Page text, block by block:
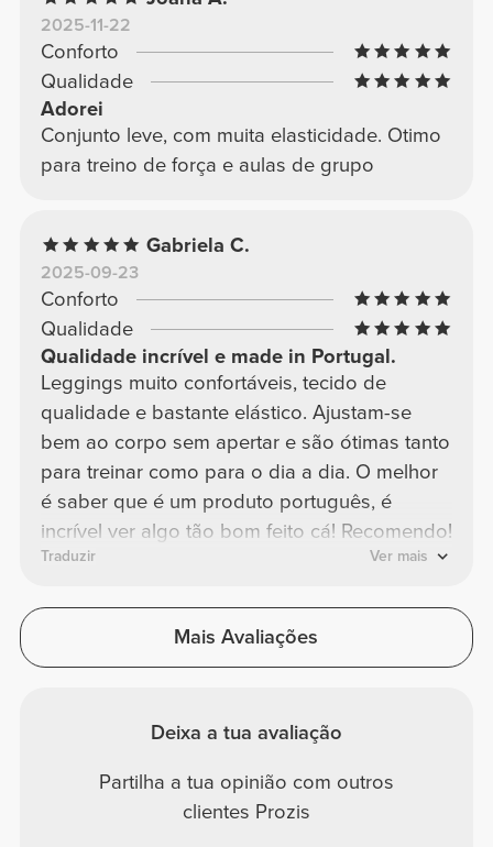
2025-11-22
Conforto
Qualidade
Adorei
Conjunto leve, com muita elasticidade. Otimo
para treino de força e aulas de grupo
Gabriela C.
2025-09-23
Conforto
Qualidade
Qualidade incrível e made in Portugal.
Leggings muito confortáveis, tecido de
qualidade e bastante elástico. Ajustam-se
bem ao corpo sem apertar e são ótimas tanto
para treinar como para o dia a dia. O melhor
é saber que é um produto português, é
incrível ver algo tão bom feito cá! Recomendo!
Traduzir Ver mais
Mais Avaliações
Deixa a tua avaliação
Partilha a tua opinião com outros
clientes Prozis